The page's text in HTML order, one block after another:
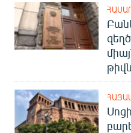
ՁԳՏԵԼՈՎ ԼԱՎԱԳՈՒՅՆԻՆ
ՓՈԴՔԱՍԹ
English
Русский